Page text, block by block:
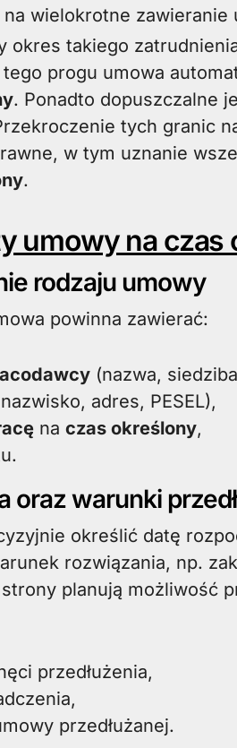
na wielokrotne
okres takiego
progu umowa
. Ponadto dopuszczalne
tych granic
w tym uznanie
.
umowy na czas
rodzaju umowy
powinna zawierać:
(nazwa,
adres, PESEL),
na czas określony,
oraz warunki
określić datę
rozwiązania, np.
planują możliwość
przedłużenia,
przedłużanej.